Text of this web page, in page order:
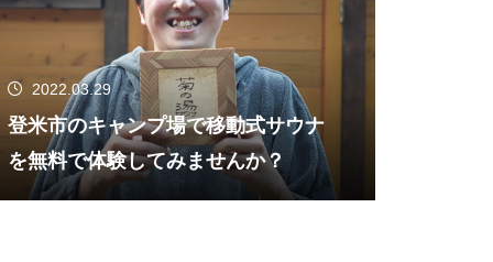
2022.03.29
登米市のキャンプ場で移動式サウナ
を無料で体験してみませんか？